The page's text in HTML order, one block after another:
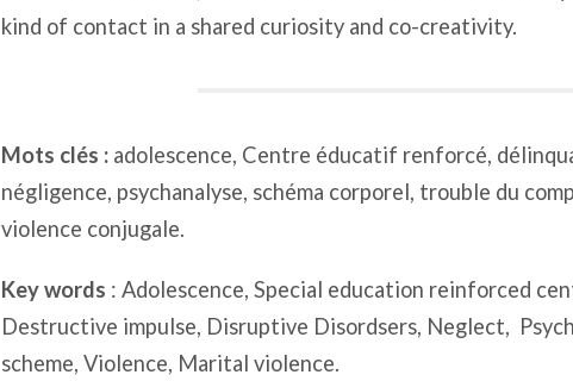
kind of contact in a shared curiosity and co-creativity.
Mots clés : adolescence, Centre éducatif renforcé,
négligence, psychanalyse, schéma corporel, trouble du
violence conjugale.
Key words : Adolescence, Special education reinforced
Destructive impulse, Disruptive Disordsers, Neglect,
scheme, Violence, Marital violence.